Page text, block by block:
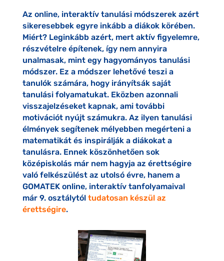
Az online, interaktív tanulási módszerek azért
sikeresebbek egyre inkább a diákok körében.
Miért? Leginkább azért, mert aktív figyelemre,
részvételre építenek, így nem annyira
unalmasak, mint egy hagyományos tanulási
módszer. Ez a módszer lehetővé teszi a
tanulók számára, hogy irányítsák saját
tanulási folyamatukat. Eközben azonnali
visszajelzéseket kapnak, ami további
motivációt nyújt számukra. Az ilyen tanulási
élmények segítenek mélyebben megérteni a
matematikát és inspirálják a diákokat a
tanulásra. Ennek köszönhetően sok
középiskolás már nem hagyja az érettségire
való felkészülést az utolsó évre, hanem a
GOMATEK online, interaktív tanfolyamaival
már 9. osztálytól tudatosan készül az
érettségire.